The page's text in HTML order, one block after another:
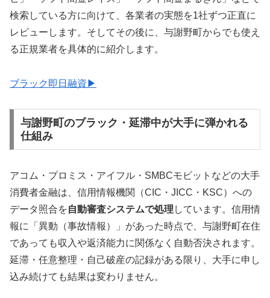
検索している方に向けて、各業者の実態を1社ずつ正直に
レビューします。そしてその後に、与謝野町からでも使え
る正規業者を具体的に紹介します。
ブラック即日融資▶
与謝野町のブラック・延滞中が大手に弾かれる
仕組み
アコム・プロミス・アイフル・SMBCモビットなどの大手
消費者金融は、信用情報機関（CIC・JICC・KSC）への
データ照合を自動審査システムで処理 しています。信用情
報に「異動（事故情報）」があった時点で、与謝野町在住
であっても収入や返済能力に関係なく自動否決されます。
延滞・任意整理・自己破産の記録がある限り、大手に申し
込み続けても結果は変わりません。